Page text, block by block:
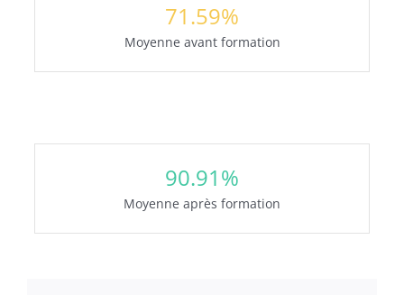
71.59%
Moyenne avant formation
90.91%
Moyenne après formation